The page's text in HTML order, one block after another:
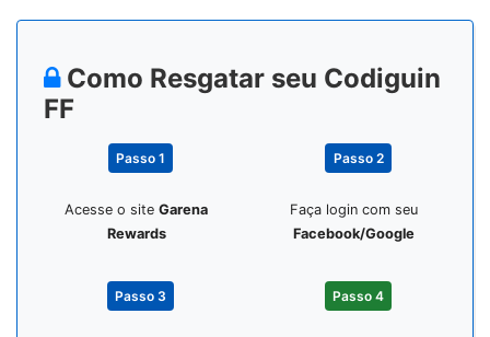
Como Resgatar seu Codiguin
FF
Passo 1
Acesse o site Garena
Rewards
Passo 2
Faça login com seu
Facebook/Google
Passo 3 Passo 4